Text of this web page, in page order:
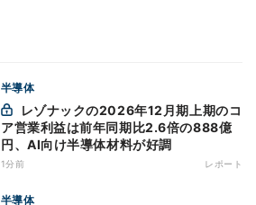
半導体
ア営業利益は前年同期比2.6倍の888億
円、AI向け半導体材料が好調
1分前 レポート
半導体